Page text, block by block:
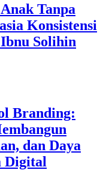
Tanpa
Konsistensi
Solihin
Branding:
dan Daya
Digital